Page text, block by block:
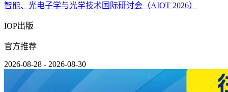
智能、光电子学与光学技术国际研讨会（AIOT 2026）
IOP出版
官方推荐
2026-08-28 - 2026-08-30